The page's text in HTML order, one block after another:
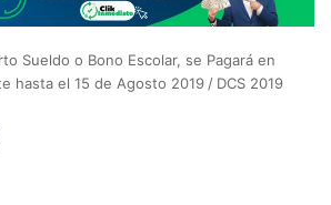
Sueldo o Bono Escolar, se Pagará en
hasta el 15 de Agosto 2019 / DCS 2019